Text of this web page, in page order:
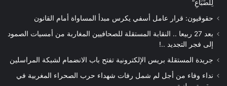
لِلضِّبَاعِ”
حقوقيون: قرار عامل أسفي يكرس مبدأ المساواة أمام القانون
بعد 27 ربيعا .. النقابة المستقلة للصحافيين المغاربة من أمسيات الصمود
إلى فجر التجديد ..!
جريدة المستقلة بريس الإلكترونية تفتح باب الانضمام لشبكة المراسلين
نداء وفاء من أجل لم شمل رفات شهداء حرب الصحراء المغربية في